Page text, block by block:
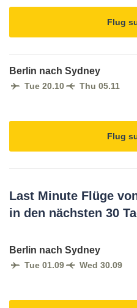
Flug
Berlin nach Sydney
Tue 20.10 Thu 05.11
Flug
Last Minute Flüge
in den nächsten 30
Berlin nach Sydney
Tue 01.09 Wed 30.09